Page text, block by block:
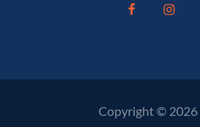
Copyright © 2026